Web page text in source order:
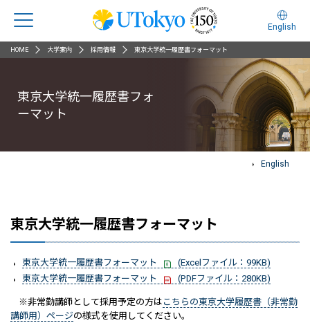
English
HOME 大学案内 採用情報 東京大学統一履歴書フォーマット
東京大学統一履歴書フォ
ーマット
English
東京大学統一履歴書フォーマット
東京大学統一履歴書フォーマット
(Excelファイル：99KB)
東京大学統一履歴書フォーマット
(PDFファイル：280KB)
※非常勤講師として採用予定の方は こちらの東京大学履歴書（非常勤
講師用）ページの様式を使用してください。